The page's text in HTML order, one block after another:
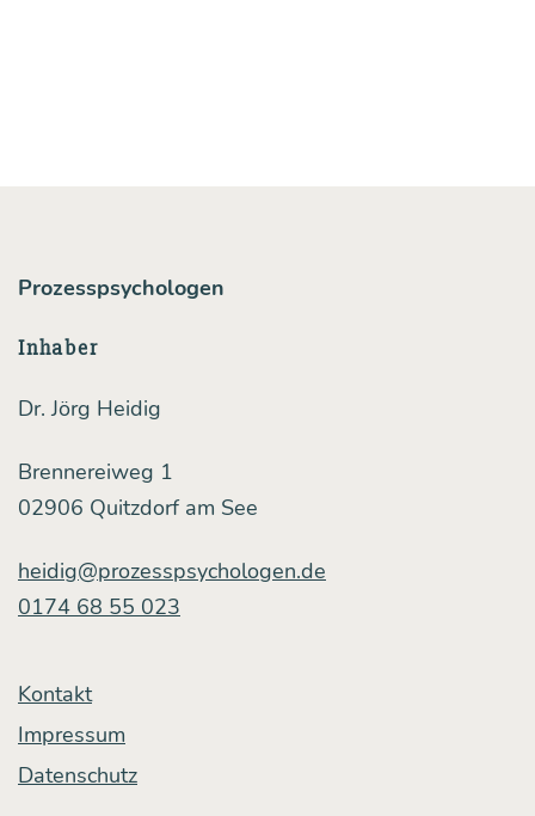
ding
Prozesspsychologen
Inhaber
Dr. Jörg Heidig
Brennereiweg 1
02906 Quitzdorf am See
heidig@prozesspsychologen.de
0174 68 55 023
Kontakt
Impressum
Datenschutz